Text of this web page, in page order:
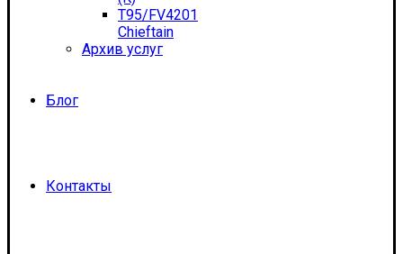
T95/FV4201
Chieftain
Архив услуг
Блог
Контакты